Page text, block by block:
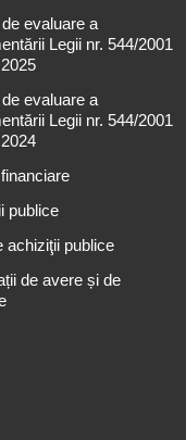
evaluare a
Legii nr. 544/2001
evaluare a
Legii nr. 544/2001
publice
achiziţii publice
de avere și de